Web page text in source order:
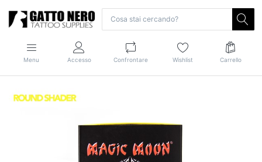
Menu Accesso Confrontare Wishlist Carrello